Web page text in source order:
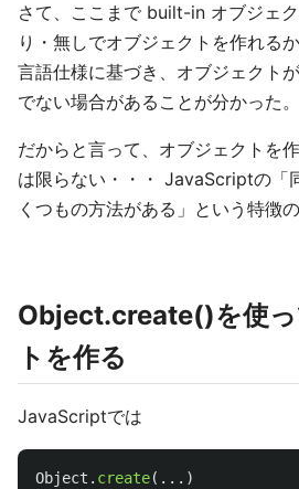
さて、ここまで built-in オブジェ
り・無しでオブジェクトを作れる
言語仕様に基づき、オブジェクト
でない場合があることが分かった。
だからと言って、オブジェクトを
は限らない・・・ JavaScriptの「
くつもの方法がある」という特徴
Object.create()を使っ
トを作る
JavaScriptでは
Object . create(...)